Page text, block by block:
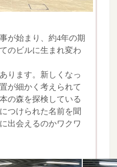
が始まり、約4年の期
のビルに生まれ変わ
ります。新しくなっ
が細かく考えられて
の森を探検している
つけられた名前を聞
出会えるのかワクワ